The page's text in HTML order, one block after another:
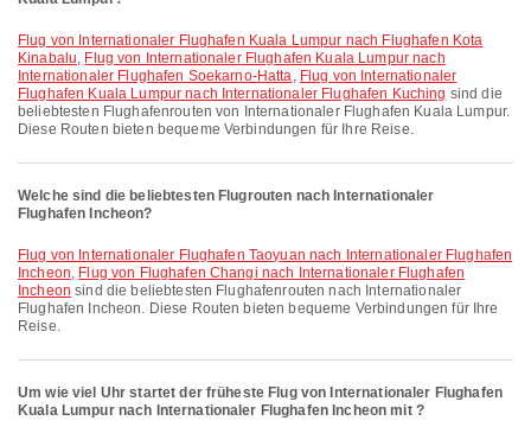
Flug von Internationaler Flughafen Kuala Lumpur nach Flughafen Kota
Kinabalu, Flug von Internationaler Flughafen Kuala Lumpur nach
Internationaler Flughafen Soekarno-Hatta, Flug von Internationaler
Flughafen Kuala Lumpur nach Internationaler Flughafen Kuching sind die
beliebtesten Flughafenrouten von Internationaler Flughafen Kuala Lumpur.
Diese Routen bieten bequeme Verbindungen für Ihre Reise.
Welche sind die beliebtesten Flugrouten nach Internationaler
Flughafen Incheon?
Flug von Internationaler Flughafen Taoyuan nach Internationaler Flughafen
Incheon, Flug von Flughafen Changi nach Internationaler Flughafen
Incheon sind die beliebtesten Flughafenrouten nach Internationaler
Flughafen Incheon. Diese Routen bieten bequeme Verbindungen für Ihre
Reise.
Um wie viel Uhr startet der früheste Flug von Internationaler Flughafen
Kuala Lumpur nach Internationaler Flughafen Incheon mit ?